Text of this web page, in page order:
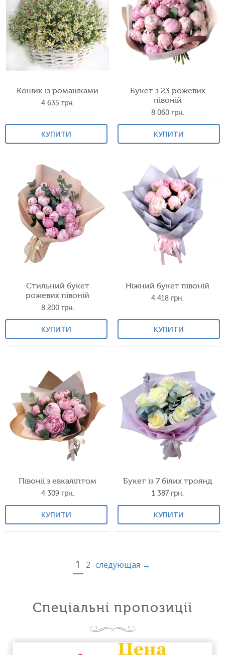
Кошик із ромашками
4 635 грн.
КУПИТИ
Букет з 23 рожевих
півоній
8 060 грн.
КУПИТИ
Стильний букет
рожевих півоній
8 200 грн.
КУПИТИ
Ніжний букет півоній
4 418 грн.
КУПИТИ
Півонії з евкаліптом
4 309 грн.
КУПИТИ
Букет із 7 білих троянд
1 387грн.
КУПИТИ
1 2 следующая →
Спеціальні пропозиції